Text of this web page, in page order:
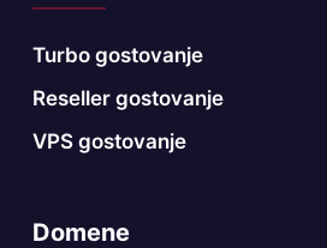
Turbo gostovanje
Reseller gostovanje
VPS gostovanje
Domene